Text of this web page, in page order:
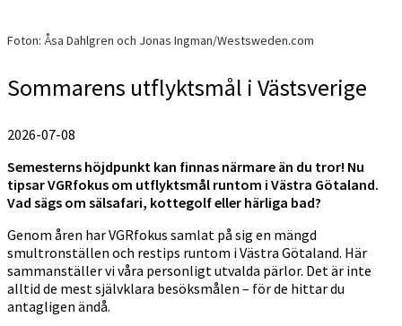
Foton: Åsa Dahlgren och Jonas Ingman/Westsweden.com
Sommarens utflyktsmål i Västsverige
2026-07-08
Semesterns höjdpunkt kan finnas närmare än du tror! Nu
tipsar VGRfokus om utflyktsmål runtom i Västra Götaland.
Vad sägs om sälsafari, kottegolf eller härliga bad?
Genom åren har VGRfokus samlat på sig en mängd
smultronställen och restips runtom i Västra Götaland. Här
sammanställer vi våra personligt utvalda pärlor. Det är inte
alltid de mest självklara besöksmålen – för de hittar du
antagligen ändå.